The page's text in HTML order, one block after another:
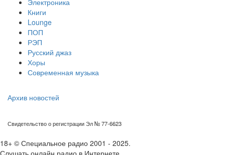
Электроника
Книги
Lounge
ПОП
РЭП
Русский джаз
Хоры
Современная музыка
Архив новостей
Свидетельство о регистрации Эл № 77-6623
18+ © Специальное радио 2001 - 2025.
Слушать онлайн радио в Интернете.